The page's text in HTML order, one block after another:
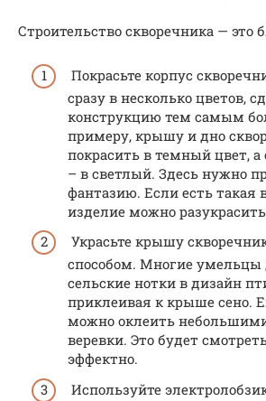
Строительство скворечника — это
Покрасьте корпус
сразу в несколько цветов,
конструкцию тем самым
примеру, крышу и дно
покрасить в темный цвет,
– в светлый. Здесь нужно
фантазию. Если есть такая
изделие можно
Украсьте крышу
способом. Многие умельцы
сельские нотки в дизайн
приклеивая к крыше сено.
можно оклеить
веревки. Это будет
эффектно.
Используйте